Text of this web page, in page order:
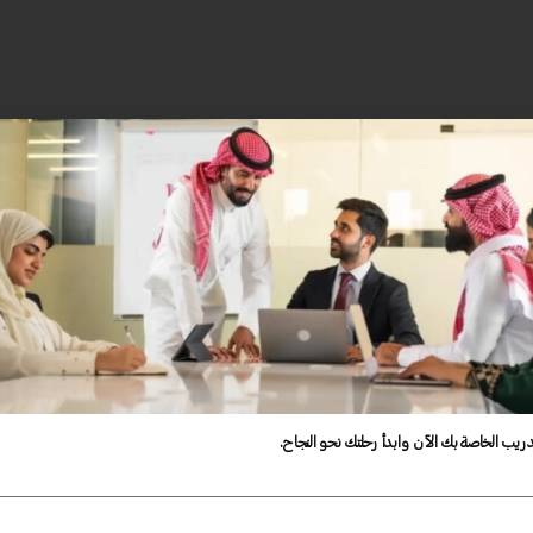
الخاصة بك الآن وابدأ رحلتك نحو النجاح.